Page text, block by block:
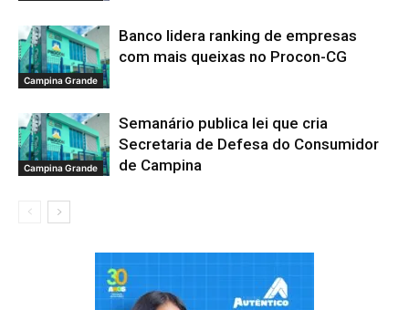
Campina Grande
Banco lidera ranking de empresas
com mais queixas no Procon-CG
Campina Grande
Semanário publica lei que cria
Secretaria de Defesa do Consumidor
de Campina